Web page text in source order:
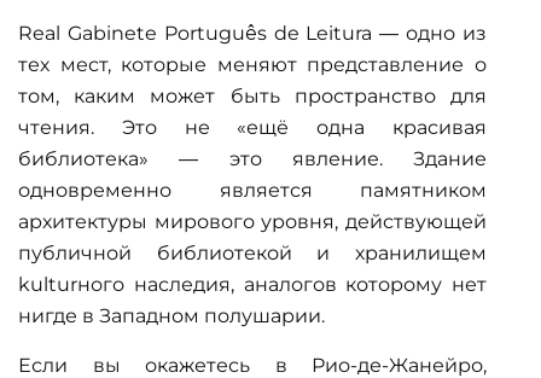
Real Gabinete Português de Leitura — одно из
тех мест, которые меняют представление о
том, каким может быть пространство для
чтения. Это не «ещё одна красивая
библиотека» — это явление. Здание
одновременно является памятником
архитектуры мирового уровня, действующей
публичной библиотекой и хранилищем
kulturного наследия, аналогов которому нет
нигде в Западном полушарии.
Если вы окажетесь в Рио-де-Жанейро,